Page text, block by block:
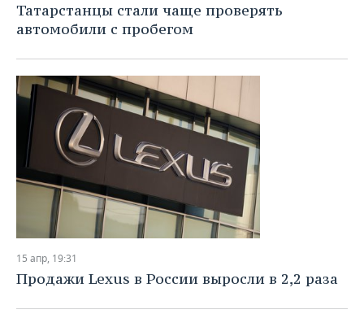
Татарстанцы стали чаще проверять
автомобили с пробегом
15 апр, 19:31
Продажи Lexus в России выросли в 2,2 раза